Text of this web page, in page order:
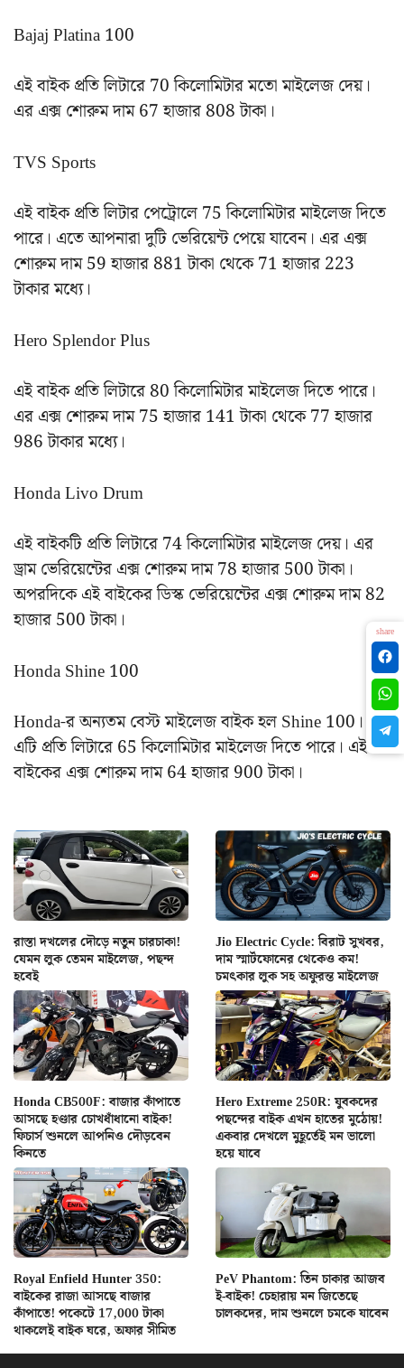
Bajaj Platina 100
এই বাইক প্রতি লিটারে 70 কিলোমিটার মতো মাইলেজ দেয়।
এর এক্স শোরুম দাম 67 হাজার 808 টাকা।
TVS Sports
এই বাইক প্রতি লিটার পেট্রোলে 75 কিলোমিটার মাইলেজ দিতে
পারে। এতে আপনারা দুটি ভেরিয়েন্ট পেয়ে যাবেন। এর এক্স
শোরুম দাম 59 হাজার 881 টাকা থেকে 71 হাজার 223
টাকার মধ্যে।
Hero Splendor Plus
এই বাইক প্রতি লিটারে 80 কিলোমিটার মাইলেজ দিতে পারে।
এর এক্স শোরুম দাম 75 হাজার 141 টাকা থেকে 77 হাজার
986 টাকার মধ্যে।
Honda Livo Drum
এই বাইকটি প্রতি লিটারে 74 কিলোমিটার মাইলেজ দেয়। এর
ড্রাম ভেরিয়েন্টের এক্স শোরুম দাম 78 হাজার 500 টাকা।
অপরদিকে এই বাইকের ডিস্ক ভেরিয়েন্টের এক্স শোরুম দাম 82
হাজার 500 টাকা।
Honda Shine 100
Honda-র অন্যতম বেস্ট মাইলেজ বাইক হল Shine 100।
এটি প্রতি লিটারে 65 কিলোমিটার মাইলেজ দিতে পারে। এই
বাইকের এক্স শোরুম দাম 64 হাজার 900 টাকা।
রাস্তা দখলের দৌড়ে নতুন চারচাকা!
যেমন লুক তেমন মাইলেজ, পছন্দ
হবেই
Jio Electric Cycle: বিরাট সুখবর,
দাম স্মার্টফোনের থেকেও কম!
চমৎকার লুক সহ অফুরন্ত মাইলেজ
Honda CB500F: বাজার কাঁপাতে
আসছে হণ্ডার চোখধাঁধানো বাইক!
ফিচার্স শুনলে আপনিও দৌড়বেন
কিনতে
Hero Extreme 250R: যুবকদের
পছন্দের বাইক এখন হাতের মুঠোয়!
একবার দেখলে মুহূর্তেই মন ভালো
হয়ে যাবে
Royal Enfield Hunter 350:
বাইকের রাজা আসছে বাজার
কাঁপাতে! পকেটে 17,000 টাকা
থাকলেই বাইক ঘরে, অফার সীমিত
PeV Phantom: তিন চাকার আজব
ই-বাইক! চেহারায় মন জিতেছে
চালকদের, দাম শুনলে চমকে যাবেন
share